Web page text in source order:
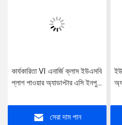
কার্যকারিতা VI এনার্জি ক্লাস ইউএসবি
প্লাগ পাওয়ার অ্যাডাপ্টার এসি ইনপুট
সেরা দাম পান